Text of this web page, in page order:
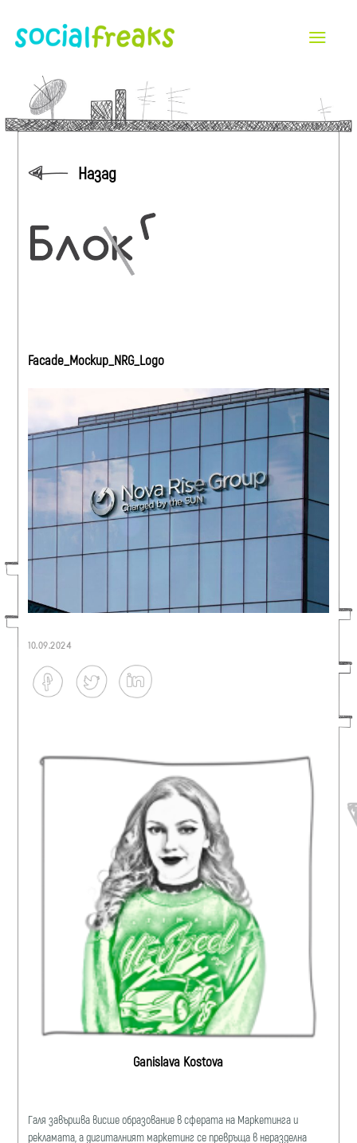
Назад
Facade_Mockup_NRG_Logo
10.09.2024
Ganislava Kostova
Галя завършва висше образование в сферата на Маркетинга и
рекламата, a дигиталният маркетинг се превръща в неразделна